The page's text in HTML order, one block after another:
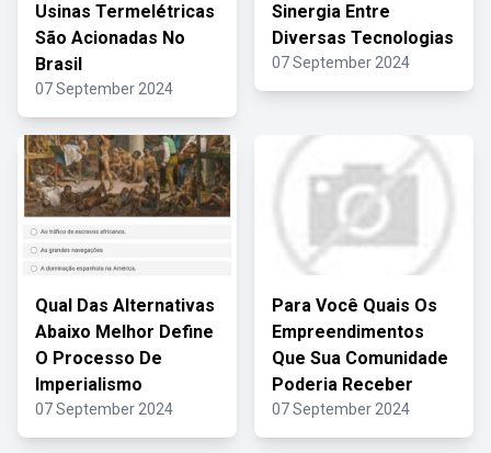
Usinas Termelétricas
São Acionadas No
Brasil
07 September 2024
Sinergia Entre
Diversas Tecnologias
07 September 2024
Qual Das Alternativas
Abaixo Melhor Define
O Processo De
Imperialismo
07 September 2024
Para Você Quais Os
Empreendimentos
Que Sua Comunidade
Poderia Receber
07 September 2024